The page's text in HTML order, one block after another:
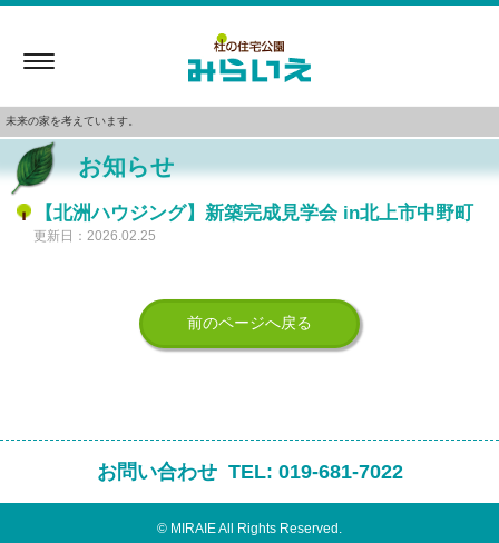
Toggle
未来の家を考えています。
お知らせ
【北洲ハウジング】新築完成見学会 in北上市中野町
更新日：2026.02.25
前のページへ戻る
お問い合わせ TEL: 019-681-7022
© MIRAIE All Rights Reserved.